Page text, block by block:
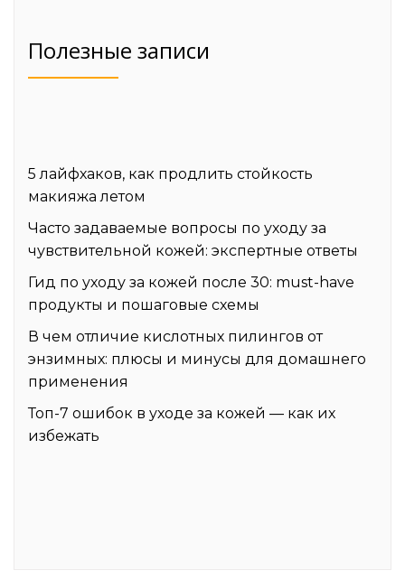
Полезные записи
5 лайфхаков, как продлить стойкость
макияжа летом
Часто задаваемые вопросы по уходу за
чувствительной кожей: экспертные ответы
Гид по уходу за кожей после 30: must-have
продукты и пошаговые схемы
В чем отличие кислотных пилингов от
энзимных: плюсы и минусы для домашнего
применения
Топ-7 ошибок в уходе за кожей — как их
избежать